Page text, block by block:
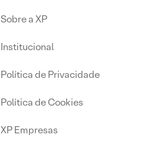
Sobre a XP
Institucional
Política de Privacidade
Política de Cookies
XP Empresas